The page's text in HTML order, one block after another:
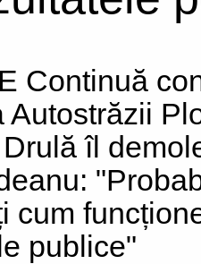
Continuă
Autostrăzii
îl
cum
publice"